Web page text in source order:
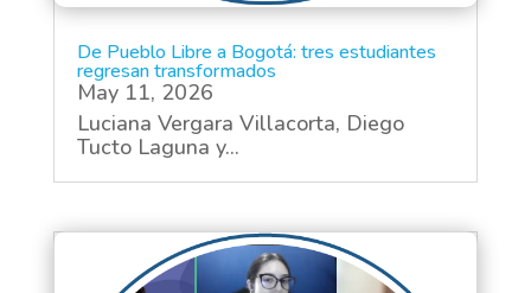
De Pueblo Libre a Bogotá: tres estudiantes
regresan transformados
May 11, 2026
Luciana Vergara Villacorta, Diego
Tucto Laguna y...